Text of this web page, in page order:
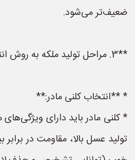
ضعیف‌تر می‌شود.
**3. مراحل تولید ملکه به روش انتقال لارو (گرافتینگ):**
* **انتخاب کلنی مادر:**
* کلنی مادر باید دارای
تولید عسل بالا، مقاومت در برابر